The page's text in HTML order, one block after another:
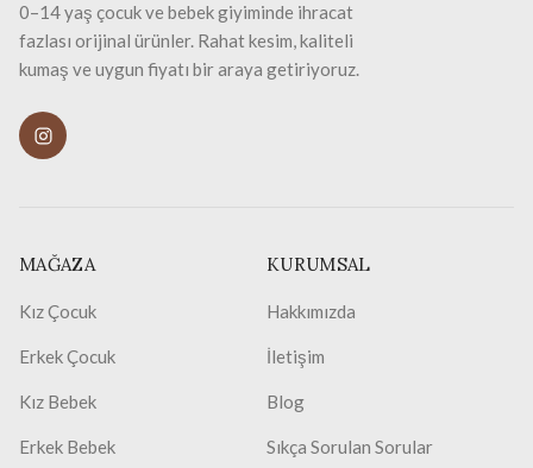
0–14 yaş çocuk ve bebek giyiminde ihracat
fazlası orijinal ürünler. Rahat kesim, kaliteli
kumaş ve uygun fiyatı bir araya getiriyoruz.
MAĞAZA
Kız Çocuk
Erkek Çocuk
Kız Bebek
Erkek Bebek
KURUMSAL
Hakkımızda
İletişim
Blog
Sıkça Sorulan Sorular